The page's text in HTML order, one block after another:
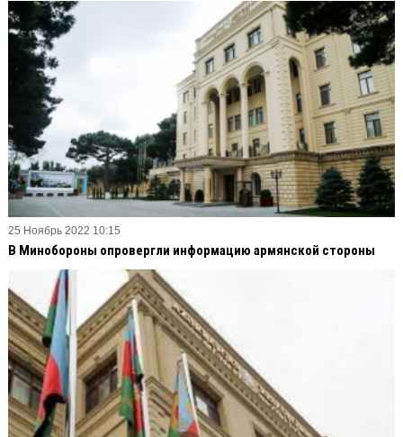
25 Ноябрь 2022 10:15
В Минобороны опровергли информацию армянской стороны